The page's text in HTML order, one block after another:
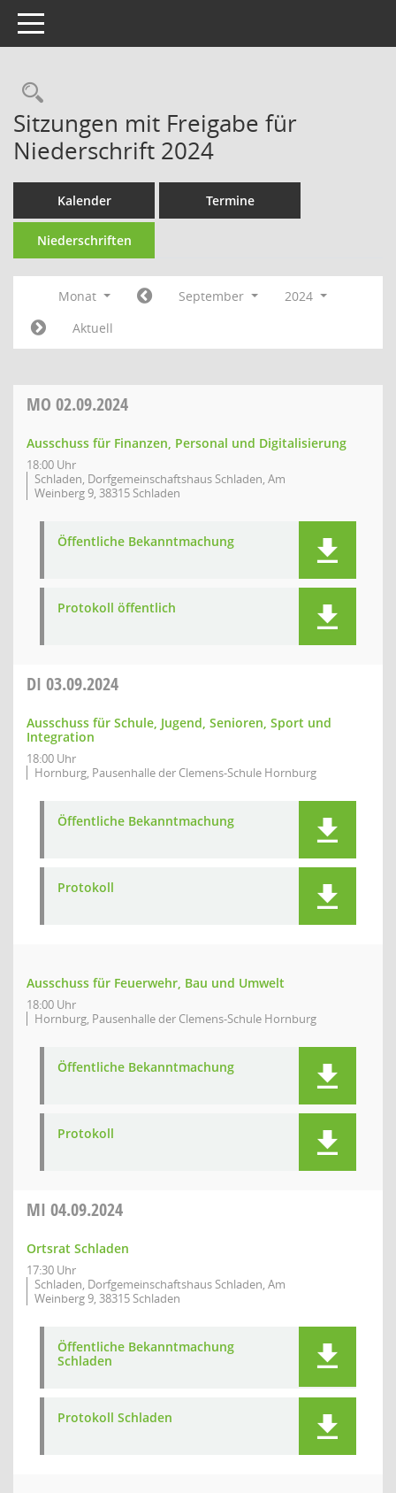
Toggle navigation
Rechercheauswahl
Sitzungen mit Freigabe für
Niederschrift 2024
Kalender Termine
Niederschriften
Monat September
2024
Aktuell
MO 02.09.2024
Ausschuss für Finanzen, Personal und Digitalisierung
18:00 Uhr
Schladen, Dorfgemeinschaftshaus Schladen, Am
Weinberg 9, 38315 Schladen
Öffentliche Bekanntmachung
Protokoll öffentlich
DI 03.09.2024
Ausschuss für Schule, Jugend, Senioren, Sport und
Integration
18:00 Uhr
Hornburg, Pausenhalle der Clemens-Schule Hornburg
Öffentliche Bekanntmachung
Protokoll
Ausschuss für Feuerwehr, Bau und Umwelt
18:00 Uhr
Hornburg, Pausenhalle der Clemens-Schule Hornburg
Öffentliche Bekanntmachung
Protokoll
MI 04.09.2024
Ortsrat Schladen
17:30 Uhr
Schladen, Dorfgemeinschaftshaus Schladen, Am
Weinberg 9, 38315 Schladen
Öffentliche Bekanntmachung
Schladen
Protokoll Schladen